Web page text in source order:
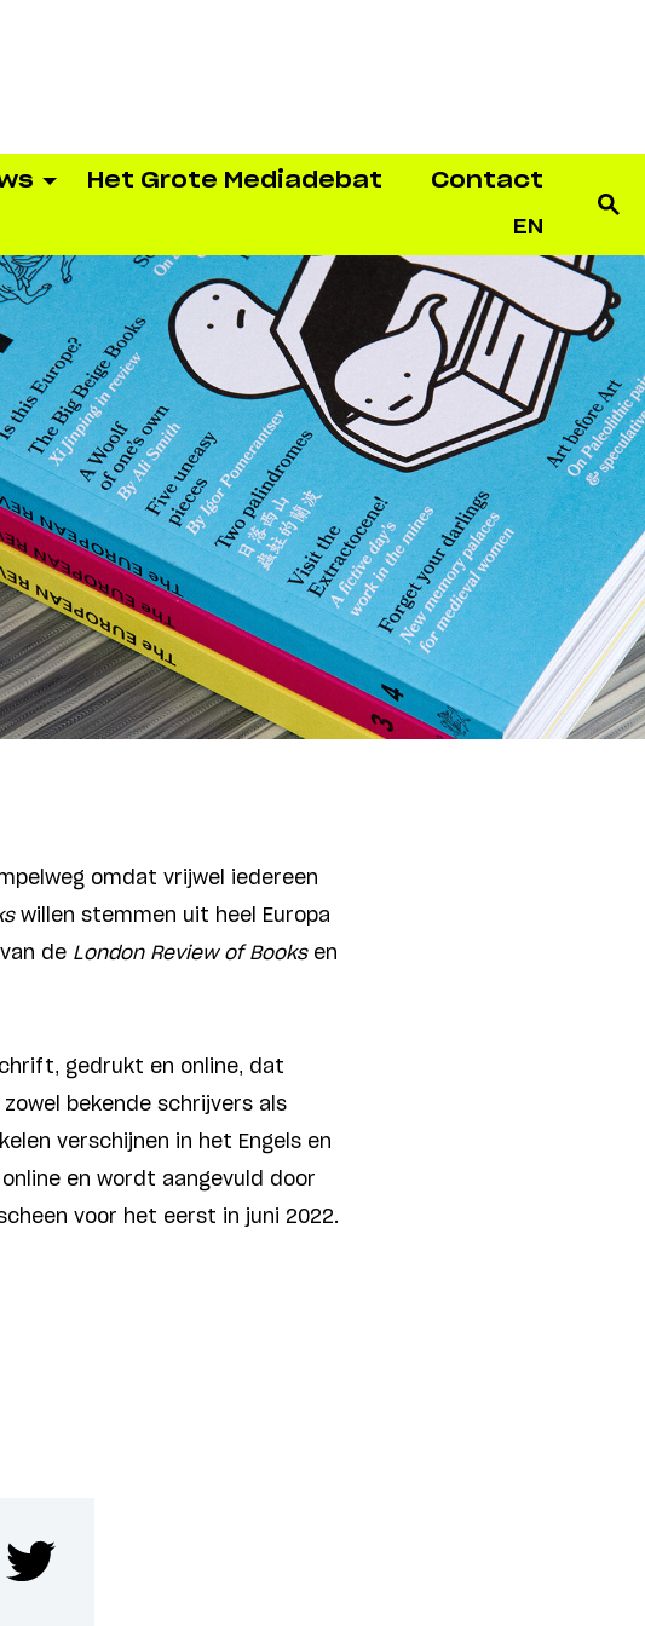
Het Grote Mediadebat Contact
EN
omdat vrijwel iedereen
willen stemmen uit heel Europa
de London Review of Booksen
gedrukt en online, dat
bekende schrijvers als
verschijnen in het Engels en
en wordt aangevuld door
voor het eerst in juni 2022.